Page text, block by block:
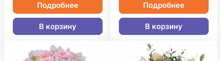
Подробнее
В корзину
Подробнее
В корзину